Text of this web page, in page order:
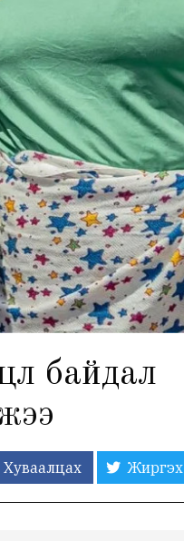
байдал
Хуваалцах Жиргэх